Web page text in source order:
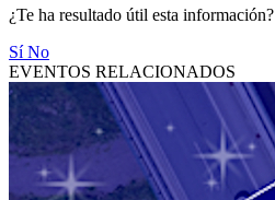
¿Te ha resultado útil esta información?
SíNo
EVENTOS RELACIONADOS